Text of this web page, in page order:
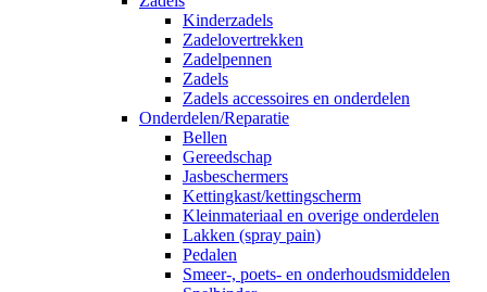
Kinderzadels
Zadelovertrekken
Zadelpennen
Zadels
Zadels accessoires en onderdelen
Onderdelen/Reparatie
Bellen
Gereedschap
Jasbeschermers
Kettingkast/kettingscherm
Kleinmateriaal en overige onderdelen
Lakken (spray pain)
Pedalen
Smeer-, poets- en onderhoudsmiddelen